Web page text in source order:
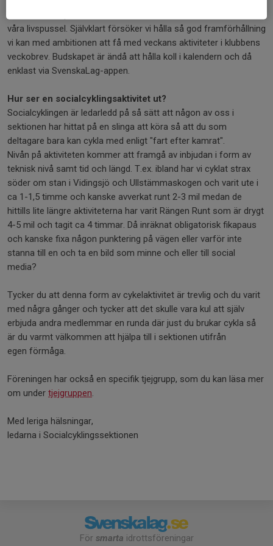
våra livspussel. Självklart försöker vi hålla så god framförhållning
vi kan med ambitionen att få med veckans aktiviteter i klubbens
veckobrev. Budskapet är ändå att hålla koll i kalendern och då
enklast via SvenskaLag-appen.
Hur ser en socialcyklingsaktivitet ut?
Socialcyklingen är ledarledd på så sätt att någon av oss i
sektionen har hittat på en slinga att köra så att du som
deltagare bara kan cykla med enligt "fart efter kamrat".
Nivån på aktiviteten kommer att framgå av inbjudan i form av
teknisk nivå samt tid och längd. T.ex. ibland har vi cyklat strax
söder om stan i Vidingsjö och Ullstämmaskogen och varit ute i
ca 1-1,5 timme och kanske avverkat runt 2-3 mil medan de
hittills lite längre aktiviteterna har varit Rängen Runt som är drygt
4-5 mil och tagit ca 4 timmar. Då inräknat obligatorisk fikapaus
och kanske fixa någon punktering på vägen eller varför inte
stanna till en och ta en bild som minne och eller till social
media?
Tycker du att denna form av cykelaktivitet är trevlig och du varit
med några gånger och tycker att det skulle vara kul att själv
erbjuda andra medlemmar en runda där just du brukar cykla så
är du varmt välkommen att hjälpa till i sektionen utifrån
egen förmåga.
Föreningen har också en specifik tjejgrupp, som du kan läsa mer
om under tjejgruppen.
Med leriga hälsningar,
ledarna i Socialcyklingssektionen
För smarta idrottsföreningar